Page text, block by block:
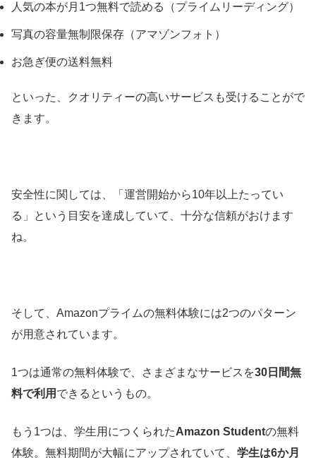
人気の本が月1つ無料で読める（プライムリーディング）
写真の容量無制限保存（アマゾンフォト）
お急ぎ便の送料無料
といった、クオリティーの高いサービスも受けることがで
きます。
安全性に関しては、「運営開始から10年以上たってい
る」という目安を達成していて、十分な信頼がおけます
ね。
そして、Amazonプライムの無料体験には2つのパターン
が用意されています。
1つは通常の無料体験で、さまざまなサービスを30日間無
料で利用 できるというもの。
もう1つは、学生用につくられたAmazon Studentの無料
体験。無料期間が大幅にアップされていて、 学生は6か月